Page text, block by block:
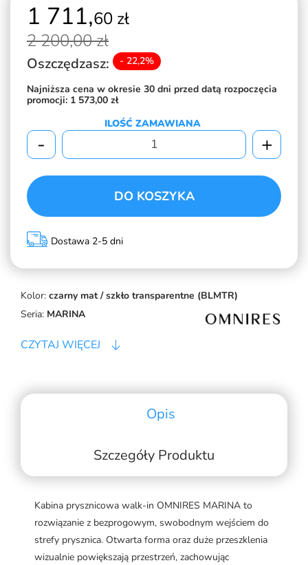
Kolor: czarny mat / szkło transparentne (BLMTR)
Seria: MARINA
CZYTAJ WIĘCEJ
1 711,60 zł
2 200,00 zł
Oszczędzasz: - 22,2%
Najniższa cena w okresie 30 dni przed datą rozpoczęcia
promocji: 1 573,00 zł
ILOŚĆ ZAMAWIANA
- +
DO KOSZYKA
Dostawa 2-5 dni
Opis
Szczegóły Produktu
Kabina prysznicowa walk-in OMNIRES MARINA to
rozwiązanie z bezprogowym, swobodnym wejściem do
strefy prysznica. Otwarta forma oraz duże przeszklenia
wizualnie powiększają przestrzeń, zachowując